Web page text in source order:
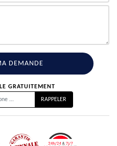
GRATUITEMENT